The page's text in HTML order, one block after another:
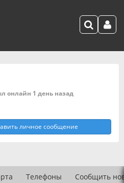
онлайн 1 день назад
личное сообщение
Телефоны Сообщить